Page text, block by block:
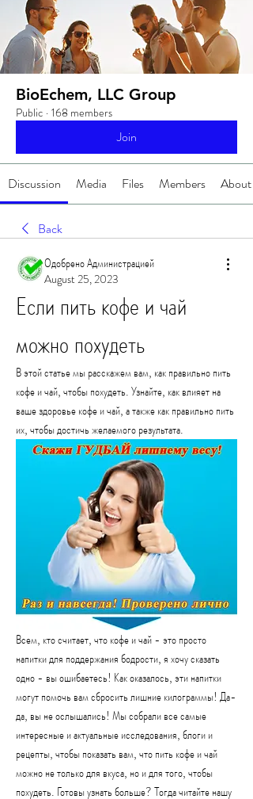
BioEchem, LLC Group
Public · 168 members
Join
Discussion Media Files Members About
Back
Одобрено Администрацией
August 25, 2023
Если пить кофе и чай
можно похудеть
В этой статье мы расскажем вам, как правильно пить
кофе и чай, чтобы похудеть. Узнайте, как влияет на
ваше здоровье кофе и чай, а также как правильно пить
их, чтобы достичь желаемого результата.
Всем, кто считает, что кофе и чай - это просто
напитки для поддержания бодрости, я хочу сказать
одно - вы ошибаетесь! Как оказалось, эти напитки
могут помочь вам сбросить лишние килограммы! Да-
да, вы не ослышались! Мы собрали все самые
интересные и актуальные исследования, блоги и
рецепты, чтобы показать вам, что пить кофе и чай
можно не только для вкуса, но и для того, чтобы
похудеть. Готовы узнать больше? Тогда читайте нашу